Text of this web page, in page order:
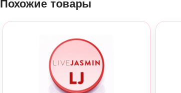
Похожие товары